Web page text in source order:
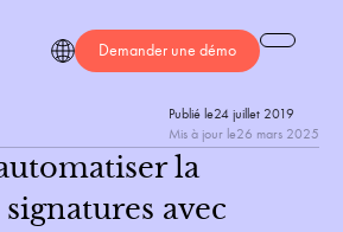
Demander une démo
Publié le24 juillet 2019
Mis à jour le26 mars 2025
la
avec